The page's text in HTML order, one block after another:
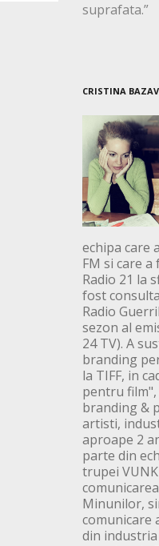
suprafata.”
CRISTINA
echipa care
FM si care
Radio 21 la
fost
Radio
sezon al
24 TV). A
branding
la TIFF, in
pentru
branding &
artisti,
aproape 2
parte din
trupei
Minunilor,
comunicare
din